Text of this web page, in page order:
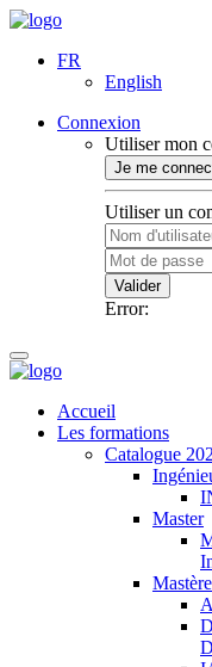
FR
English
Connexion
Utiliser mon
Je me
Utiliser un
Valider
Error:
Accueil
Les formations
Catalogue
Master